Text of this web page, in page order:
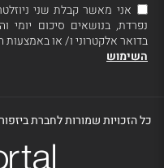
אני מאשר קבלת שני
נפרדת, בנושאים סיכום יומי
בדואר אלקטרוני ו/ או באמצעות
השימוש
כל הזכויות שמורות לחברת